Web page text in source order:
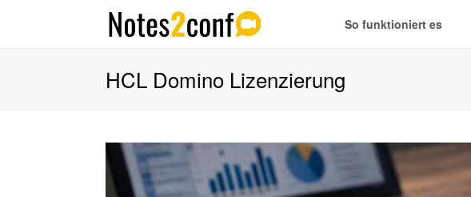
So funktioniert es
HCL Domino Lizenzierung